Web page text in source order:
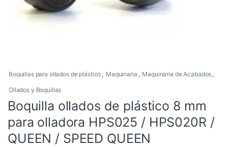
Boquillas para ollados de plástico , Maquinaria , Maquinaria de Acabados ,
Ollados y Boquillas
Boquilla ollados de plástico 8 mm
para olladora HPS025 / HPS020R /
QUEEN / SPEED QUEEN